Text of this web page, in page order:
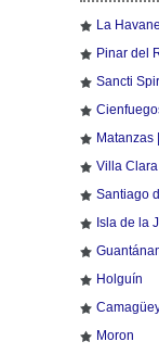
La Havane
Pinar del
Sancti
Matanzas
Villa Clara
Santiago
Isla de la
Holguín
Moron